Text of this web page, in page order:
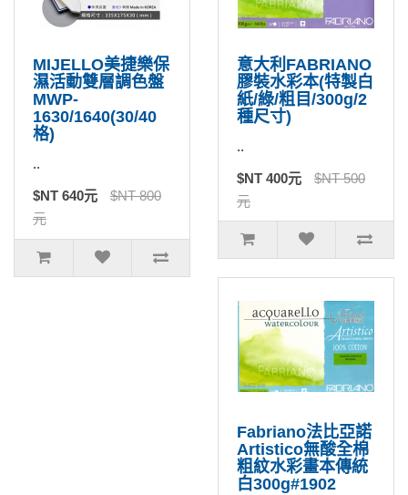
MIJELLO美捷樂保
濕活動雙層調色盤
MWP-
1630/1640(30/40
格)
..
$NT 640元
$NT 800
元
意大利FABRIANO
膠裝水彩本(特製白
紙/綠/粗目/300g/2
種尺寸)
..
$NT 400元
$NT 500
元
Fabriano法比亞諾
Artistico無酸全棉
粗紋水彩畫本傳統
白300g#1902